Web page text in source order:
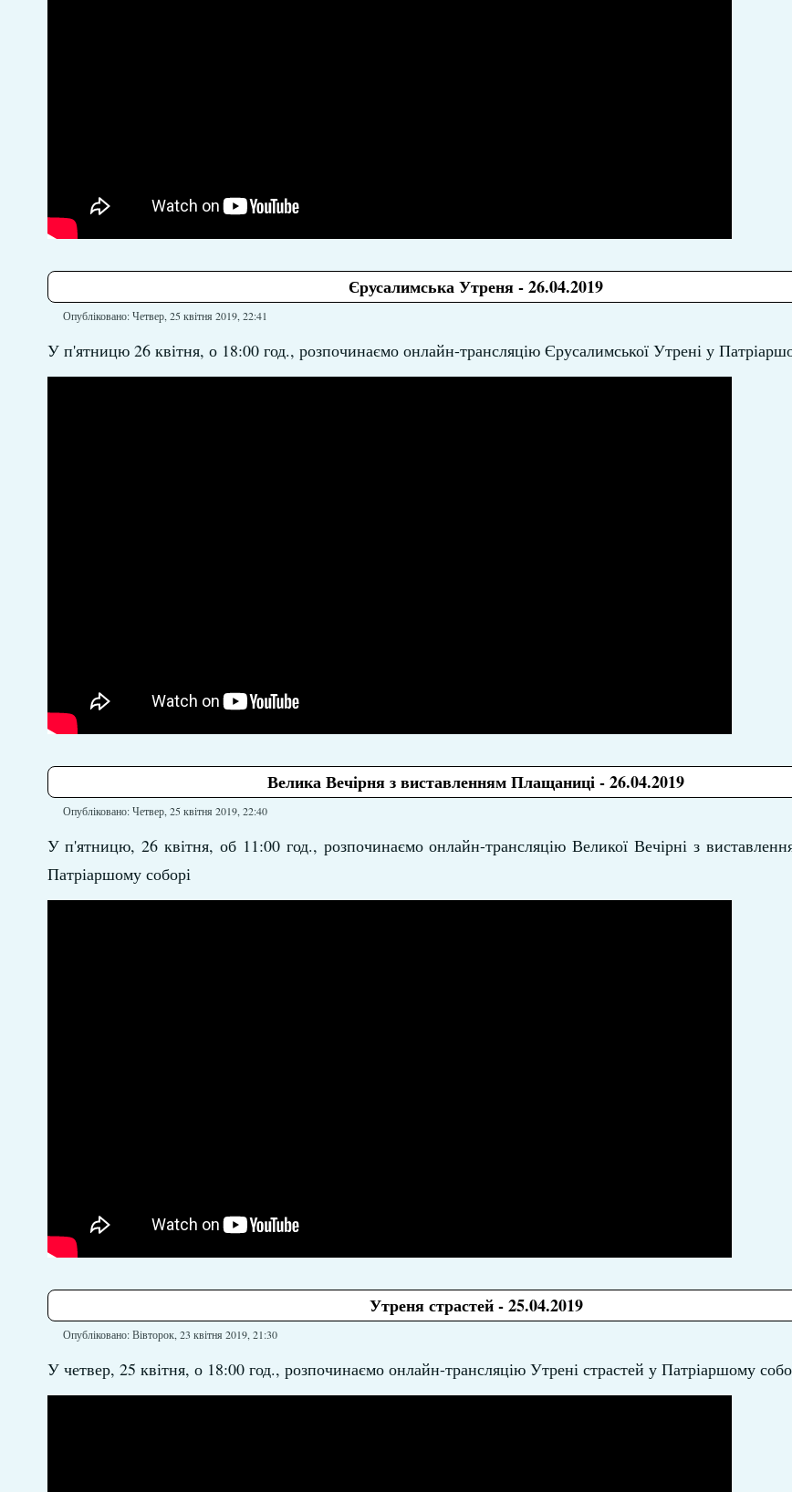
Єрусалимська Утреня - 26.04.2019
Опубліковано: Четвер, 25 квітня 2019, 22:41
У п'ятницю 26 квітня, о 18:00 год., розпочинаємо онлайн-трансляцію Єрусалимської Утрені у
Велика Вечірня з виставленням Плащаниці - 26.04.2019
Опубліковано: Четвер, 25 квітня 2019, 22:40
У п'ятницю, 26 квітня, об 11:00 год., розпочинаємо онлайн-трансляцію Великої Вечірні з
Патріаршому соборі
Утреня страстей - 25.04.2019
Опубліковано: Вівторок, 23 квітня 2019, 21:30
У четвер, 25 квітня, о 18:00 год., розпочинаємо онлайн-трансляцію Утрені страстей у Патріаршому